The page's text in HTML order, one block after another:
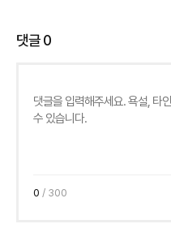
댓글0
0 / 300